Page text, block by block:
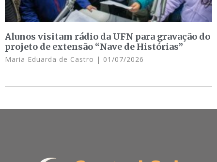
Alunos visitam rádio da UFN para gravação do
projeto de extensão “Nave de Histórias”
Maria Eduarda de Castro 01/07/2026